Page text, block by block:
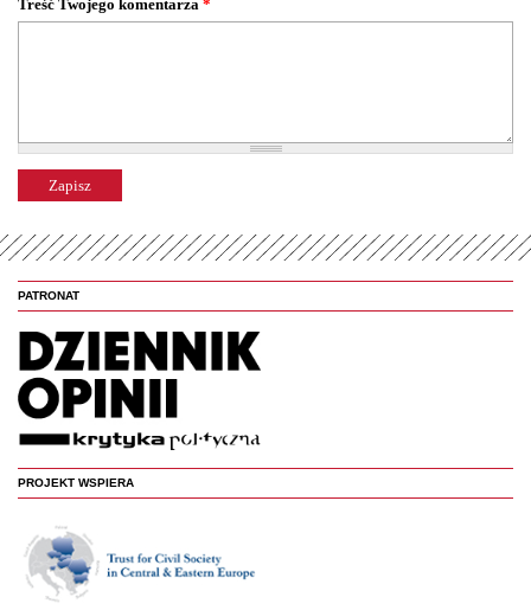
Treść Twojego komentarza *
PATRONAT
PROJEKT WSPIERA